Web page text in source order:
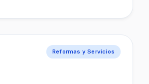
Reformas y Servicios